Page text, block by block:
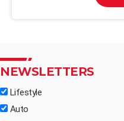
NEWSLETTERS
Lifestyle
Auto